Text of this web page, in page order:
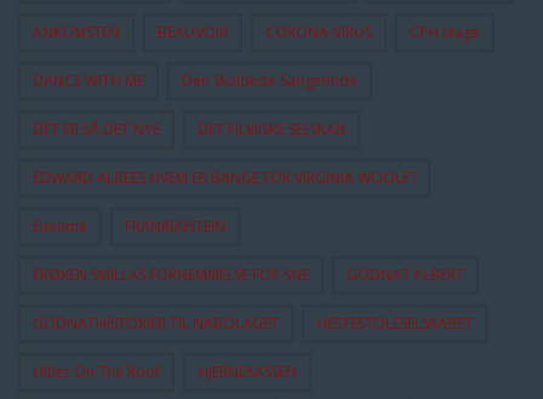
ANKOMSTEN BEAUVOIR CORONA-VIRUS CPH Stage
DANCE WITH ME Den Skaldede Sangerinde
DET ER SÅ DET NYE DET FILMISKE SELSKAB
EDWARD ALBEES HVEM ER BANGE FOR VIRGINIA WOOLF?
Enetime FRANKENSTEIN
FRØKEN SMILLAS FORNEMMELSE FOR SNE GODNAT ALBERT
GODNATHISTORIER TIL NABOLAGET HESTESTOLESELSKABET
Hitler On The Roof HJERNEKASSEN